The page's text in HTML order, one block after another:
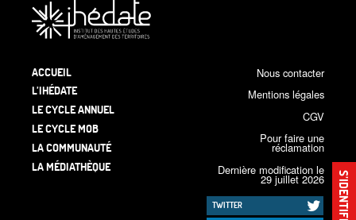
S’IDENTIFIER
ACCUEIL
L’IHÉDATE
LE CYCLE ANNUEL
LE CYCLE MOB
LA COMMUNAUTÉ
LA MÉDIATHÈQUE
Nous contacter
Mentions légales
CGV
Pour faire une
réclamation
Dernière modification le
29 juillet 2026
TWITTER